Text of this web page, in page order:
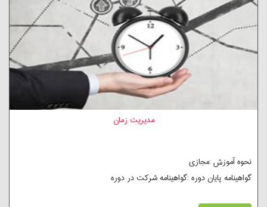
مدیریت زمان
نحوه آموزش :مجازی
گواهینامه پایان دوره :گواهینامه شرکت در دوره